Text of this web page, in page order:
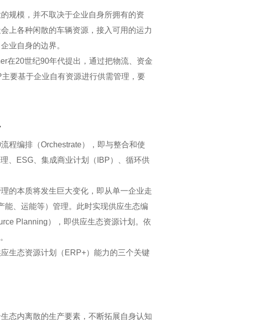
规模，并不取决于企业自身所拥有的资
上各种闲散的车辆资源，接入可用的运力
业自身的边界。
在20世纪90年代提出，通过把物流、资金
要基于企业自有资源进行供需管理，要
程编排（Orchestrate），即与整合和使
、ESG、集成商业计划（IBP）、循环供
的本质将发生巨大变化，即从单一企业走
能、运能等）管理。此时实现供应生态编
Planning），即供应生态资源计划。依
生态资源计划（ERP+）能力的三个关键
态内离散的生产要素，不断拓展自身认知